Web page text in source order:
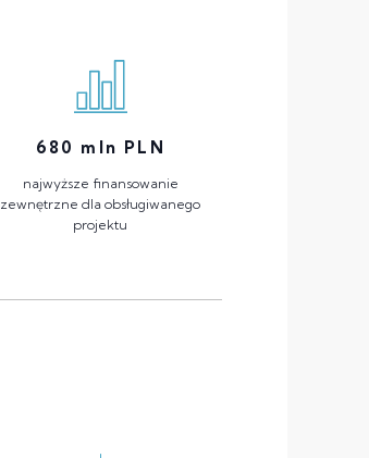
680 mln PLN
najwyższe finansowanie
zewnętrzne dla obsługiwanego
projektu